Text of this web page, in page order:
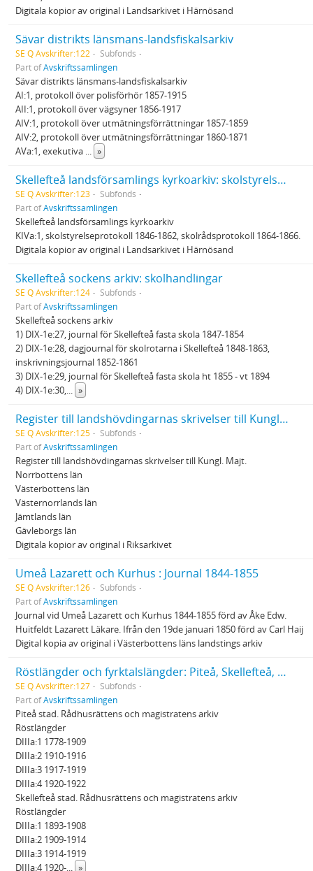
Digitala kopior av original i Landsarkivet i Härnösand
Sävar distrikts länsmans-landsfiskalsarkiv
SE Q Avskrifter:122
Subfonds
Part ofAvskriftssamlingen
Sävar distrikts länsmans-landsfiskalsarkiv
AI:1, protokoll över polisförhör 1857-1915
AII:1, protokoll över vägsyner 1856-1917
AIV:1, protokoll över utmätningsförrättningar 1857-1859
AIV:2, protokoll över utmätningsförrättningar 1860-1871
AVa:1, exekutiva ... »
Skellefteå landsförsamlings kyrkoarkiv: skolstyrelse- och skolrådsprotokoll
SE Q Avskrifter:123
Subfonds
Part ofAvskriftssamlingen
Skellefteå landsförsamlings kyrkoarkiv
KIVa:1, skolstyrelseprotokoll 1846-1862, skolrådsprotokoll 1864-1866.
Digitala kopior av original i Landsarkivet i Härnösand
Skellefteå sockens arkiv: skolhandlingar
SE Q Avskrifter:124
Subfonds
Part ofAvskriftssamlingen
Skellefteå sockens arkiv
1) DIX-1e:27, journal för Skellefteå fasta skola 1847-1854
2) DIX-1e:28, dagjournal för skolrotarna i Skellefteå 1848-1863,
inskrivningsjournal 1852-1861
3) DIX-1e:29, journal för Skellefteå fasta skola ht 1855 - vt 1894
4) DIX-1e:30,... »
Register till landshövdingarnas skrivelser till Kungl. Majt.
SE Q Avskrifter:125
Subfonds
Part ofAvskriftssamlingen
Register till landshövdingarnas skrivelser till Kungl. Majt.
Norrbottens län
Västerbottens län
Västernorrlands län
Jämtlands län
Gävleborgs län
Digitala kopior av original i Riksarkivet
Umeå Lazarett och Kurhus : Journal 1844-1855
SE Q Avskrifter:126
Subfonds
Part ofAvskriftssamlingen
Journal vid Umeå Lazarett och Kurhus 1844-1855 förd av Åke Edw.
Huitfeldt Lazarett Läkare. Ifrån den 19de januari 1850 förd av Carl Haij
Digital kopia av original i Västerbottens läns landstings arkiv
Röstlängder och fyrktalslängder: Piteå, Skellefteå, Attmar
SE Q Avskrifter:127
Subfonds
Part ofAvskriftssamlingen
Piteå stad. Rådhusrättens och magistratens arkiv
Röstlängder
DIIIa:1 1778-1909
DIIIa:2 1910-1916
DIIIa:3 1917-1919
DIIIa:4 1920-1922
Skellefteå stad. Rådhusrättens och magistratens arkiv
Röstlängder
DIIIa:1 1893-1908
DIIIa:2 1909-1914
DIIIa:3 1914-1919
DIIIa:4 1920-... »